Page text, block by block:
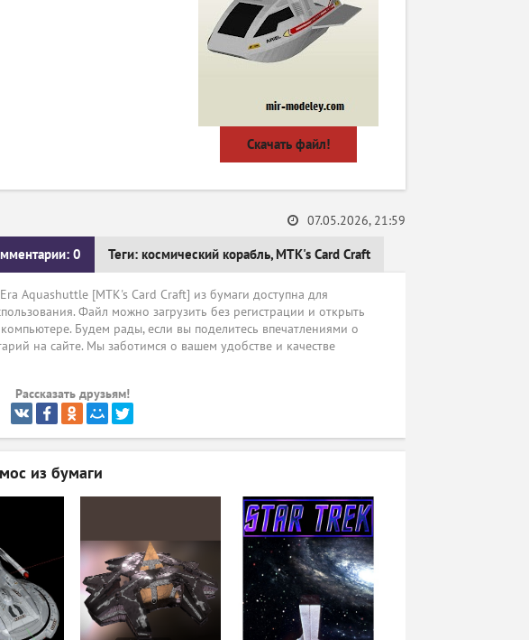
Скачать файл!
0 Теги: космичеcкий корабль, MTK's Card Craft
07.05.2026, 21:59
Aquashuttle [MTK's Card Craft] из бумаги доступна для
Файл можно загрузить без регистрации и открыть
Будем рады, если вы поделитесь впечатлениями о
на сайте. Мы заботимся о вашем удобстве и качестве
Рассказать друзьям!
из бумаги